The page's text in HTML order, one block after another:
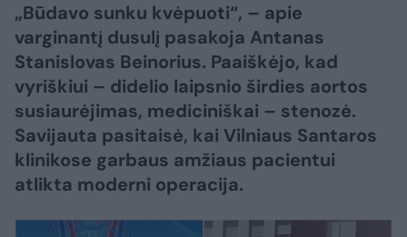
„Būdavo sunku kvėpuoti“, – apie
varginantį dusulį pasakoja Antanas
Stanislovas Beinorius. Paaiškėjo, kad
vyriškiui – didelio laipsnio širdies aortos
susiaurėjimas, mediciniškai – stenozė.
Savijauta pasitaisė, kai Vilniaus Santaros
klinikose garbaus amžiaus pacientui
atlikta moderni operacija.